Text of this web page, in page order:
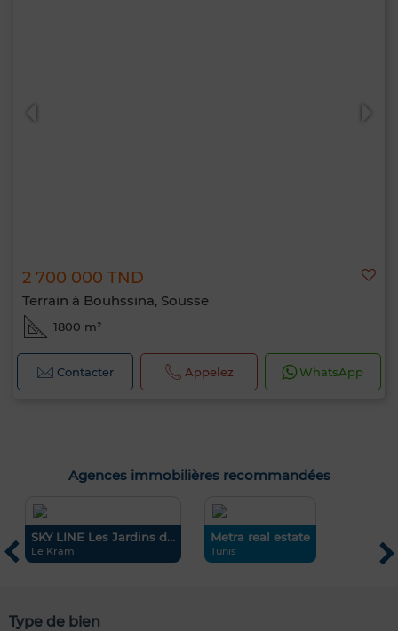
2 700 000 TND
Terrain à Bouhssina, Sousse
1800 m²
Contacter Appelez WhatsApp
Agences immobilières recommandées
SKY LINE Les Jardins d...
Le Kram
Metra real estate
Tunis
Type de bien